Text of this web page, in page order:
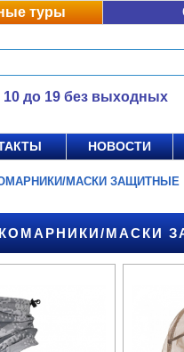
туры
10 до 19 без выходных
НОВОСТИ
МАСКИ ЗАЩИТНЫЕ
МАСКИ